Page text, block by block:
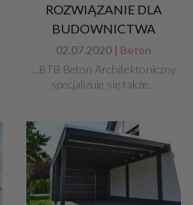
ROZWIĄZANIE DLA
BUDOWNICTWA
02.07.2020 | Beton
...BTB Beton Architektoniczny
specjalizuje się także…